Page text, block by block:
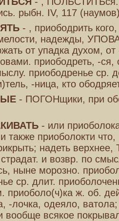
рыбн. IV, 117
- , приободрить
надежды,
от упадка духом,
приободреть, -ся,
приободренье ср.
-ница, кто
- ПОГОНщики, при
- или
также приоболокти что,
надеть
и возвр. по
ныне морозно.
ср. длит.
приоболо(ч)ка ж. об.
-лочка, одеяло,
вообще всякое